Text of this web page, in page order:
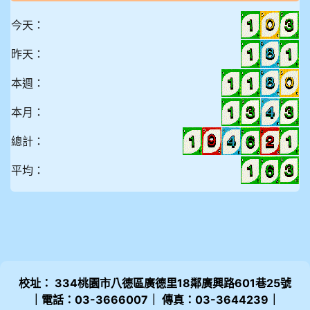
今天：
昨天：
本週：
本月：
總計：
平均：
校址： 334桃園市八德區廣德里18鄰廣興路601巷25號
｜電話：03-3666007｜ 傳真：03-3644239｜